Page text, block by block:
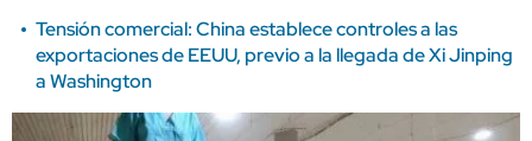
Tensión comercial: China establece controles a las
exportaciones de EEUU, previo a la llegada de Xi Jinping
a Washington